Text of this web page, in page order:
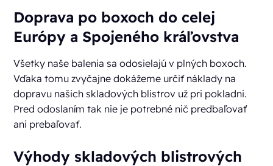
Doprava po boxoch do celej
Európy a Spojeného kráľovstva
Všetky naše balenia sa odosielajú v plných boxoch.
Vďaka tomu zvyčajne dokážeme určiť náklady na
dopravu našich skladových blistrov už pri pokladni.
Pred odoslaním tak nie je potrebné nič predbaľovať
ani prebaľovať.
Výhody skladových blistrových